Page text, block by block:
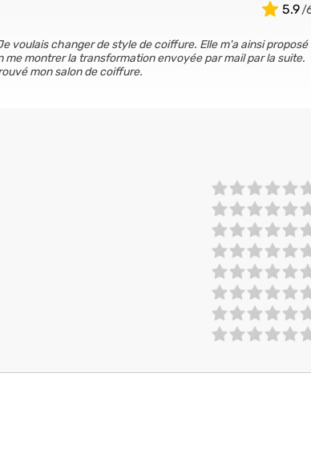
5.9
voulais changer de style de coiffure. Elle m'a ainsi proposé
montrer la transformation envoyée par mail par la suite.
mon salon de coiffure.